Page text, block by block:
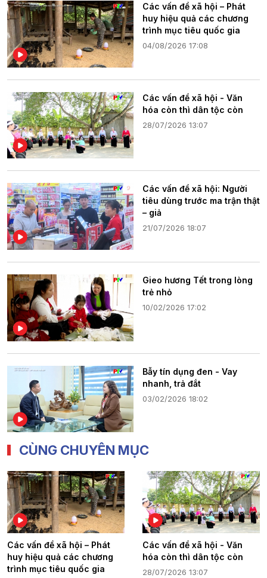
Các vấn đề xã hội – Phát
huy hiệu quả các chương
trình mục tiêu quốc gia
04/08/2026 17:08
Các vấn đề xã hội - Văn
hóa còn thì dân tộc còn
28/07/2026 13:07
Các vấn đề xã hội: Người
tiêu dùng trước ma trận thật
– giả
21/07/2026 18:07
Gieo hương Tết trong lòng
trẻ nhỏ
10/02/2026 17:02
Bẫy tín dụng đen - Vay
nhanh, trả đắt
03/02/2026 18:02
CÙNG CHUYÊN MỤC
Các vấn đề xã hội – Phát
huy hiệu quả các chương
trình mục tiêu quốc gia
Các vấn đề xã hội - Văn
hóa còn thì dân tộc còn
28/07/2026 13:07